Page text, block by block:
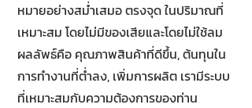
หมายอย่างสม่ำเสมอ ตรงจุด ในปริมาณที่
เหมาะสม โดยไม่มีของเสียและโดยไม่ใช้ลม
ผลลัพธ์คือ คุณภาพสินค้าที่ดีขึ้น, ต้นทุนใน
การทำงานที่ต่ำลง, เพิ่มการผลิต เรามีระบบ
ที่เหมาะสมกับความต้องการของท่าน